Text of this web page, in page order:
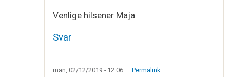
Venlige hilsener Maja
Svar
man, 02/12/2019 - 12:06 Permalink